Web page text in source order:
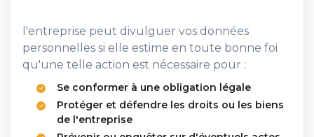
l'entreprise peut divulguer vos données
personnelles si elle estime en toute bonne foi
qu'une telle action est nécessaire pour :
Se conformer à une obligation légale
Protéger et défendre les droits ou les biens
de l'entreprise